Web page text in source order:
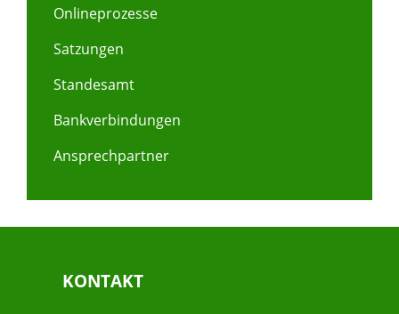
Onlineprozesse
Satzungen
Standesamt
Bankverbindungen
Ansprechpartner
KONTAKT